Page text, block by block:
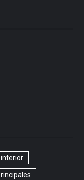
interior